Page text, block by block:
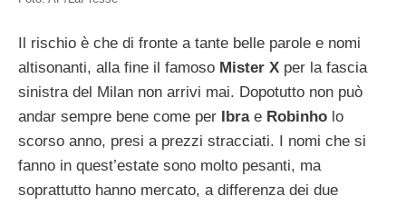
Il rischio è che di fronte a tante belle parole e nomi
altisonanti, alla fine il famoso Mister X per la fascia
sinistra del Milan non arrivi mai. Dopotutto non può
andar sempre bene come per Ibra e Robinho lo
scorso anno, presi a prezzi stracciati. I nomi che si
fanno in quest’estate sono molto pesanti, ma
soprattutto hanno mercato, a differenza dei due